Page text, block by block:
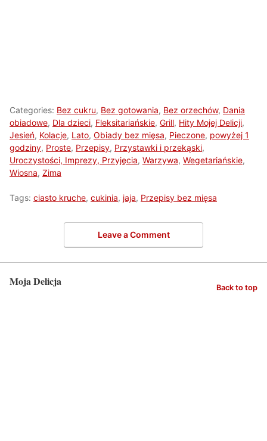
Categories: Bez cukru, Bez gotowania, Bez orzechów, Dania
obiadowe, Dla dzieci, Fleksitariańskie, Grill, Hity Mojej Delicji,
Jesień, Kolacje, Lato, Obiady bez mięsa, Pieczone, powyżej 1
godziny, Proste, Przepisy, Przystawki i przekąski,
Uroczystości, Imprezy, Przyjęcia, Warzywa, Wegetariańskie,
Wiosna, Zima
Tags: ciasto kruche, cukinia, jaja, Przepisy bez mięsa
Leave a Comment
Moja Delicja Back to top